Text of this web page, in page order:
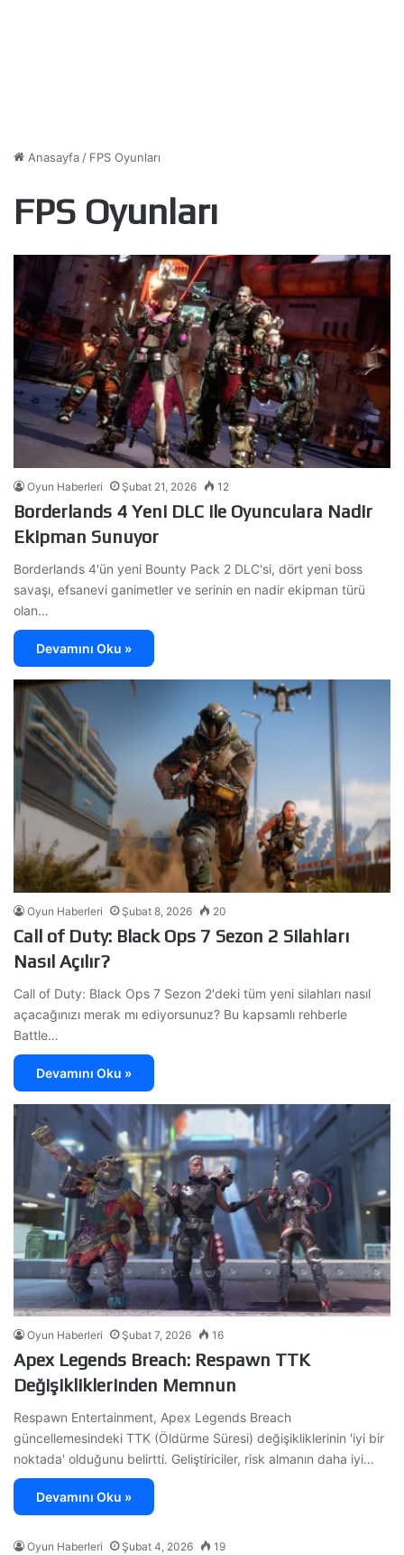
Anasayfa / FPS Oyunları
FPS Oyunları
Oyun Haberleri Şubat 21, 2026 12
Borderlands 4 Yeni DLC ile Oyunculara Nadir
Ekipman Sunuyor
Borderlands 4'ün yeni Bounty Pack 2 DLC'si, dört yeni boss
savaşı, efsanevi ganimetler ve serinin en nadir ekipman türü
olan…
Devamını Oku »
Oyun Haberleri Şubat 8, 2026 20
Call of Duty: Black Ops 7 Sezon 2 Silahları
Nasıl Açılır?
Call of Duty: Black Ops 7 Sezon 2'deki tüm yeni silahları nasıl
açacağınızı merak mı ediyorsunuz? Bu kapsamlı rehberle
Battle…
Devamını Oku »
Oyun Haberleri Şubat 7, 2026 16
Apex Legends Breach: Respawn TTK
Değişikliklerinden Memnun
Respawn Entertainment, Apex Legends Breach
güncellemesindeki TTK (Öldürme Süresi) değişikliklerinin 'iyi bir
noktada' olduğunu belirtti. Geliştiriciler, risk almanın daha iyi…
Devamını Oku »
Oyun Haberleri Şubat 4, 2026 19